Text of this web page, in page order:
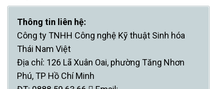
Thông tin liên hệ:
Công ty TNHH Công nghệ Kỹ thuật Sinh hóa
Thái Nam Việt
Địa chỉ: 126 Lã Xuân Oai, phường Tăng Nhơn
Phú, TP Hồ Chí Minh